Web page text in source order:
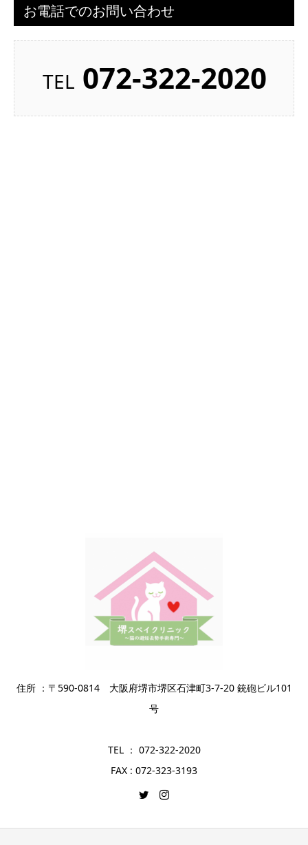
お電話でのお問い合わせ
TEL 072-322-2020
住所 ：〒590-0814 大阪府堺市堺区石津町3-7-20 銃砲ビル101
号
TEL ： 072-322-2020
FAX : 072-323-3193